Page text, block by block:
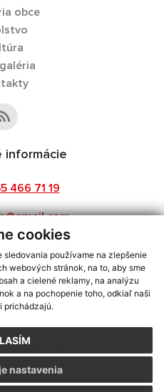
cookies
používame na zlepšenie
webových stránok, na to, aby sme
a cielené reklamy, na analýzu
a na pochopenie toho, odkiaľ naši
prichádzajú.
nastavenia
obce
informácie
466 71 19
informácií s využitím RSS
2,Mapa stránok,web portál
,domény,registrácia domény
07.08.2026
o prístupnosti